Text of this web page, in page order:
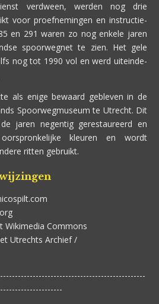
verdween, werden nog drie
voor proefnemingen en instructie-
en 291 waren zo nog enkele jaren
spoorwegnet te zien. Het gele
nog tot 1990 vol en werd uiteinde-
als enige bewaard gebleven in de
Spoorwegmuseum te Utrecht. Dit
jaren negentig gerestaureerd en
kleuren en wordt
ritten gebruikt.
Wikimedia Commons
Utrechts Archief /